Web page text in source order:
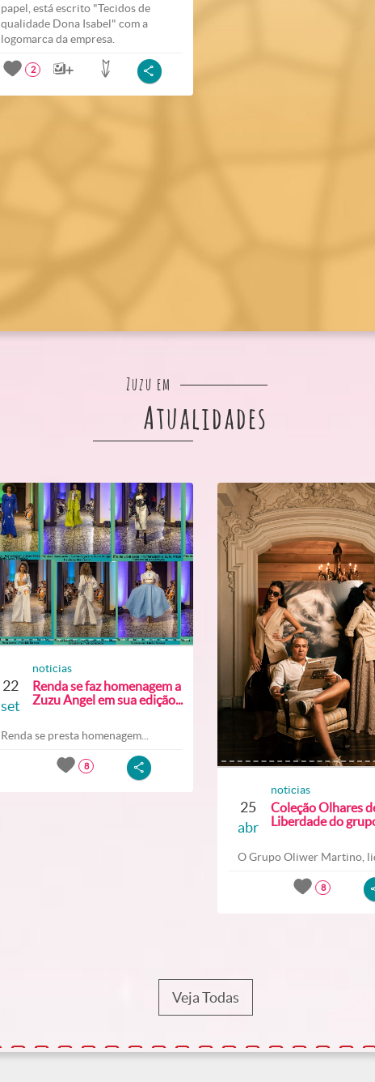
papel, está escrito "Tecidos de
qualidade Dona Isabel" com a
logomarca da empresa.
2
Zuzu em
Atualidades
22
set
noticias
Renda se faz homenagem a
Zuzu Angel em sua edição...
Renda se presta homenagem...
8
25
abr
noticias
Coleção Olhares
Liberdade do
O Grupo Oliwer Martino,
8
Veja Todas